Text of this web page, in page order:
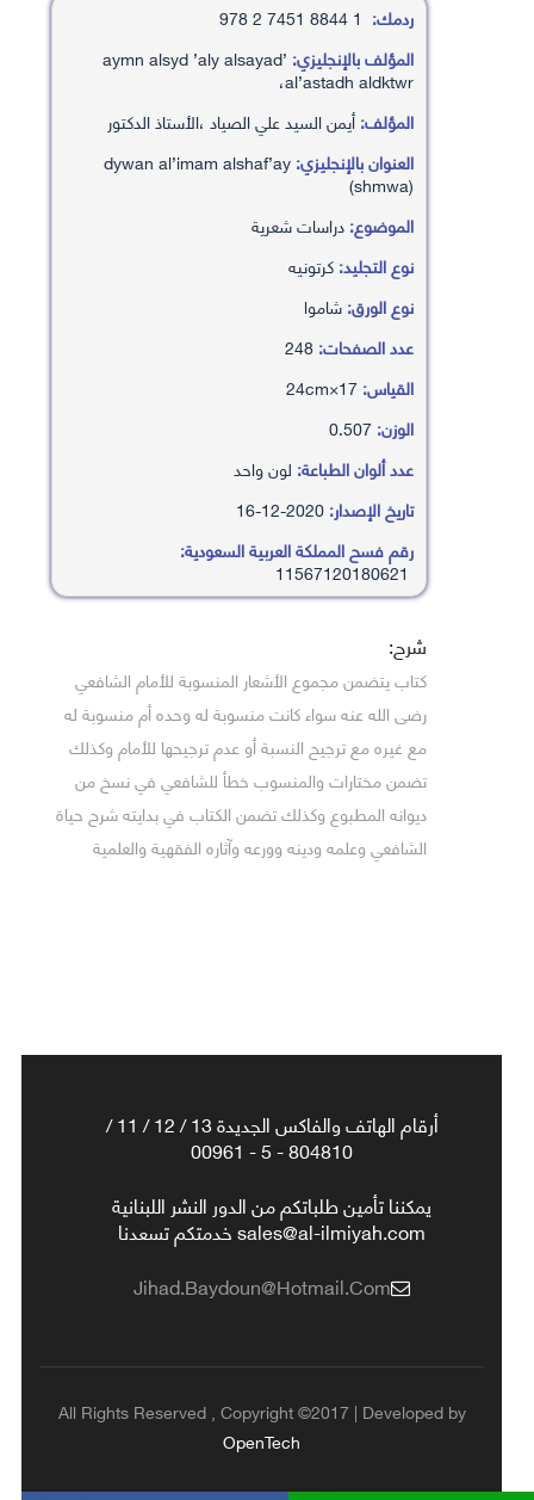
ردمك:
المؤلف بالإنجليزي: ’aymn alsyd ’aly alsayad
،al’astadh aldktwr
المؤلف:أيمن السيد علي الصياد ،الأستاذ الدكتور
العنوان بالإنجليزي:dywan al’imam alshaf’ay
(shmwa)
الموضوع:دراسات شعرية
نوع التجليد:كرتونيه
نوع الورق:شاموا
عدد الصفحات:
القياس:
الوزن:
عدد ألوان الطباعة: لون واحد
تاريخ الإصدار:
رقم فسح المملكة العربية السعودية:
شرح:
كتاب يتضمن مجموع الأشعار المنسوبة للأمام الشافعي
رضى الله عنه سواء كانت منسوبة له وحده أم منسوبة له
مع غيره مع ترجيح النسبة أو عدم ترجيحها للأمام وكذلك
تضمن مختارات والمنسوب خطأ للشافعي في نسخ من
ديوانه المطبوع وكذلك تضمن الكتاب في بدايته شرح حياة
الشافعي وعلمه ودينه وورعه وآثاره الفقهية والعلمية
أرقام الهاتف والفاكس الجديدة 13 / 12 / 11 /
804810 - 5 - 00961
يمكننا تأمين طلباتكم من الدور النشر اللبنانية
sales@al-ilmiyah.com خدمتكم تسعدنا
Jihad.baydoun@hotmail.com
All Rights Reserved , Copyright ©2017 | Developed by
OpenTech